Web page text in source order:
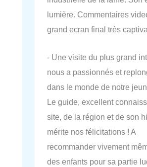
lumière. Commentaires
grand ecran final très
- Une visite du plus grand
nous a passionnés et
dans le monde de notre
Le guide, excellent
site, de la région et de son
mérite nos félicitations ! A
recommander vivement
des enfants pour sa partie